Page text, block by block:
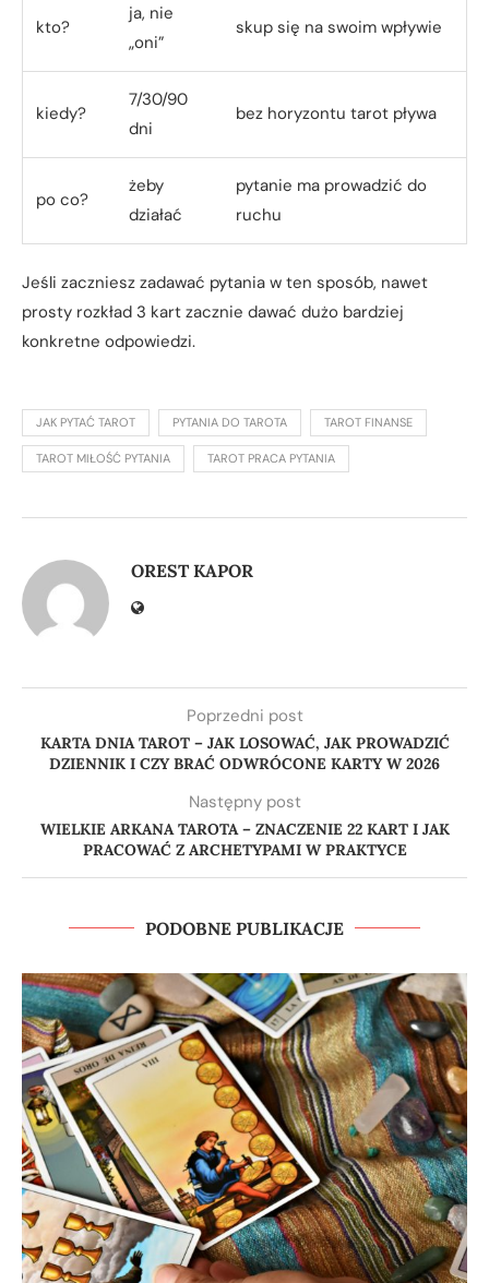
kto?
ja, nie
„oni”
skup się na swoim wpływie
kiedy?
7/30/90
dni
bez horyzontu tarot pływa
po co?
żeby
działać
pytanie ma prowadzić do
ruchu
Jeśli zaczniesz zadawać pytania w ten sposób, nawet
prosty rozkład 3 kart zacznie dawać dużo bardziej
konkretne odpowiedzi.
JAK PYTAĆ TAROT PYTANIA DO TAROTA TAROT FINANSE
TAROT MIŁOŚĆ PYTANIA TAROT PRACA PYTANIA
OREST KAPOR
Poprzedni post
KARTA DNIA TAROT – JAK LOSOWAĆ, JAK PROWADZIĆ
DZIENNIK I CZY BRAĆ ODWRÓCONE KARTY W 2026
Następny post
WIELKIE ARKANA TAROTA – ZNACZENIE 22 KART I JAK
PRACOWAĆ Z ARCHETYPAMI W PRAKTYCE
PODOBNE PUBLIKACJE